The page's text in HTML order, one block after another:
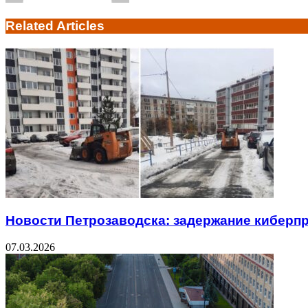
Related Articles
Новости Петрозаводска: задержание
07.03.2026